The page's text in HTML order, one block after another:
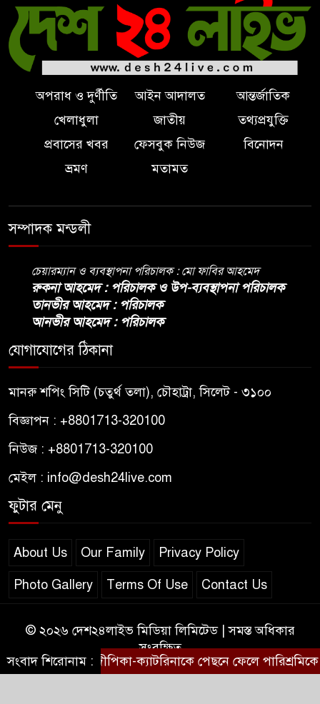
অপরাধ ও দুর্ণীতি আইন আদালত
আন্তর্জাতিক
খেলাধুলা
জাতীয়
তথ্যপ্রযুক্তি
প্রবাসের খবর
ফেসবুক নিউজ
বিনোদন
ভ্রমণ
মতামত
সম্পাদক মন্ডলী
চেয়ারম্যান ও ব্যবস্থাপনা পরিচালক : মো ফাবির আহমেদ
রুকনা আহমেদ : পরিচালক ও উপ-ব্যবস্থাপনা পরিচালক
তানভীর আহমেদ : পরিচালক
আনভীর আহমেদ : পরিচালক
যোগাযোগের ঠিকানা
মানরু শপিং সিটি (চতুর্থ তলা), চৌহাট্রা, সিলেট - ৩১০০
বিজ্ঞাপন : +8801713-320100
নিউজ : +8801713-320100
মেইল : info@desh24live.com
ফুটার মেনু
About Us Our Family Privacy Policy
Photo Gallery Terms Of Use Contact Us
© ২০২৬ দেশ২৪লাইভ মিডিয়া লিমিটেড | সমস্ত অধিকার
সংরক্ষিত
Theme Developed BYThemesBazar.Com
সংবাদ শিরোনাম :দীপিকা-ক্যাটরিনাকে পেছনে ফেলে